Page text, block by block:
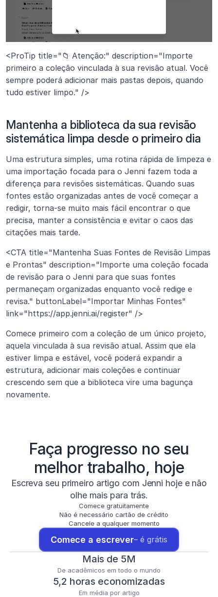
<ProTip title="📁 Atenção:" description="Importe
primeiro a coleção vinculada à sua revisão atual. Você
sempre poderá adicionar mais pastas depois, quando
tudo estiver limpo." />
Mantenha a biblioteca da sua revisão
sistemática limpa desde o primeiro dia
Uma estrutura simples, uma rotina rápida de limpeza e
uma importação focada para o Jenni fazem toda a
diferença para revisões sistemáticas. Quando suas
fontes estão organizadas antes de você começar a
redigir, torna-se muito mais fácil encontrar o que
precisa, manter a consistência e evitar o caos das
citações mais tarde.
<CTA title="Mantenha Suas Fontes de Revisão Limpas
e Prontas" description="Importe uma coleção focada
de revisão para o Jenni para que suas fontes
permaneçam organizadas enquanto você redige e
revisa." buttonLabel="Importar Minhas Fontes"
link="https://app.jenni.ai/register" />
Comece primeiro com a coleção de um único projeto,
aquela vinculada à sua revisão atual. Assim que ela
estiver limpa e estável, você poderá expandir a
estrutura, adicionar mais coleções e continuar
crescendo sem que a biblioteca vire uma bagunça
novamente.
Faça progresso no seu
melhor trabalho, hoje
Escreva seu primeiro artigo com Jenni hoje e não
olhe mais para trás.
Comece gratuitamente
Não é necessário cartão de crédito
Cancele a qualquer momento
Comece a escrever– é grátis
Mais de 5M
De acadêmicos em todo o mundo
5,2 horas economizadas
Em média por artigo